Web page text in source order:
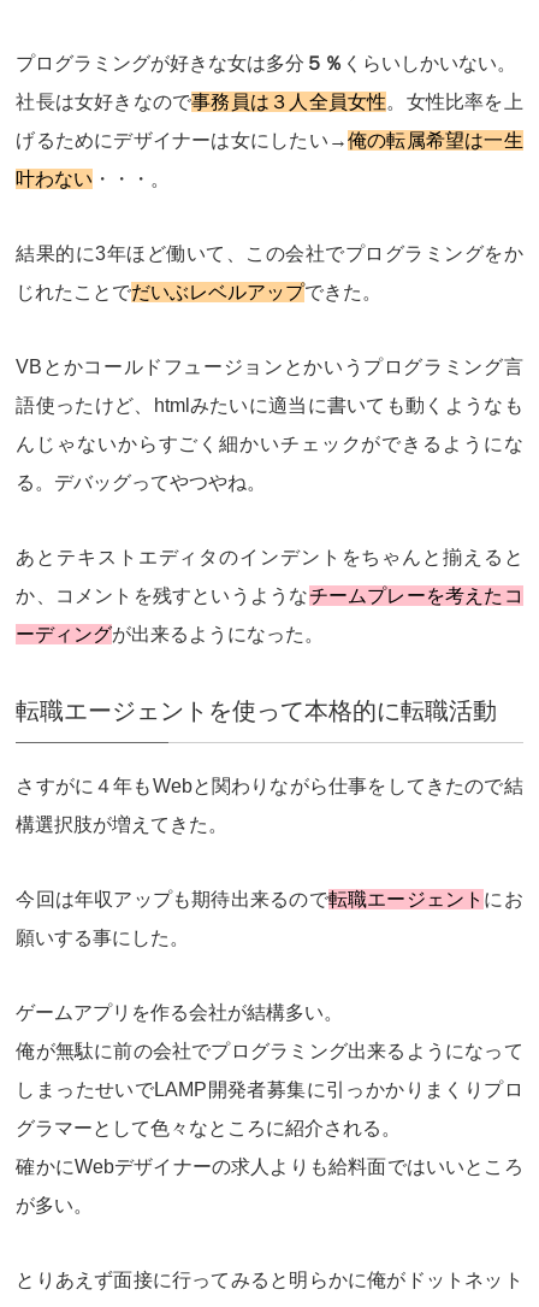
プログラミングが好きな女は多分 ５％ くらいしかいない。
社長は女好きなので事務員は３人全員女性。女性比率を上
げるためにデザイナーは女にしたい→俺の転属希望は一生
叶わない ・・・。
結果的に3年ほど働いて、この会社でプログラミングをか
じれたことでだいぶレベルアップできた。
VBとかコールドフュージョンとかいうプログラミング言
語使ったけど、htmlみたいに適当に書いても動くようなも
んじゃないからすごく細かいチェックができるようにな
る。デバッグってやつやね。
あとテキストエディタのインデントをちゃんと揃えると
か、コメントを残すというようなチームプレーを考えたコ
ーディングが出来るようになった。
転職エージェントを使って本格的に転職活動
さすがに４年もWebと関わりながら仕事をしてきたので結
構選択肢が増えてきた。
今回は年収アップも期待出来るので転職エージェント にお
願いする事にした。
ゲームアプリを作る会社が結構多い。
俺が無駄に前の会社でプログラミング出来るようになって
しまったせいでLAMP開発者募集に引っかかりまくりプロ
グラマーとして色々なところに紹介される。
確かにWebデザイナーの求人よりも給料面ではいいところ
が多い。
とりあえず面接に行ってみると明らかに俺がドットネット